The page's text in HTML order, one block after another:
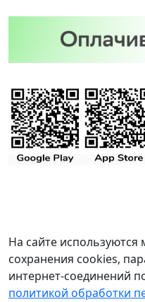
На сайте
сохранения cookies,
интернет-соединений
политикой обработки